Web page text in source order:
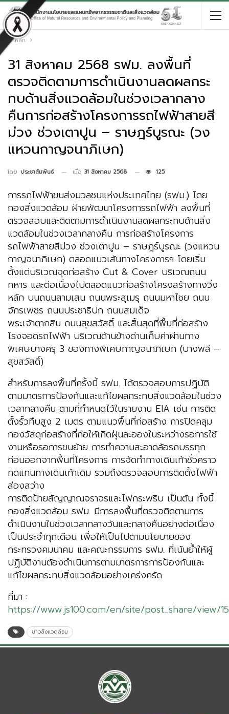
หน้าหลัก
31 สิงหาคม 2568 รฟม. ลงพื้นที่
ตรวจติดตามการดำเนินงานลดผลกระ
ทบด้านสิ่งแวดล้อมในช่วงเวลากลาง
คืนการก่อสร้างโครงการรถไฟฟ้าสายสี
ม่วง ช่วงเตาปูน – ราษฎร์บูรณะ (วง
แหวนกาญจนาภิเษก)
โดย ประชาสัมพันธ์ เมื่อ 31 สิงหาคม 2568 125
การรถไฟฟ้าขนส่งมวลชนแห่งประเทศไทย (รฟม.) โดย
กองสิ่งแวดล้อม ฝ่ายพัฒนาโครงการรถไฟฟ้า ลงพื้นที่
ตรวจสอบและติดตามการดำเนินงานลดผลกระทบด้านสิ่ง
แวดล้อมในช่วงเวลากลางคืน การก่อสร้างโครงการ
รถไฟฟ้าสายสีม่วง ช่วงเตาปูน – ราษฎร์บูรณะ (วงแหวน
กาญจนาภิเษก) ตลอดแนวเส้นทางโครงการฯ โดยเริ่ม
ตั้งแต่บริเวณจุดก่อสร้าง Cut & Cover บริเวณถนน
ทหาร และต่อเนื่องไปตลอดแนวก่อสร้างโครงสร้างทางวิ่ง
หลัก บนถนนสามเสน ถนนพระสุเมรุ ถนนมหาไชย ถนน
จักรเพชร ถนนประชาธิปก ถนนสมเด็จ
พระเจ้าตากสิน ถนนสุขสวัสดิ์ และสิ้นสุดที่พื้นที่ก่อสร้าง
โรงจอดรถไฟฟ้า บริเวณด้านข้างด่านเก็บค่าผ่านทาง
พิเศษบางครุ 3 ของทางพิเศษกาญจนาภิเษก (บางพลี –
สุขสวัสดิ์)
สำหรับการลงพื้นที่ครั้งนี้ รฟม. ได้ตรวจสอบการปฏิบัติ
ตามมาตรการป้องกันและแก้ไขผลกระทบสิ่งแวดล้อมในช่วง
เวลากลางคืน ตามที่กำหนดไว้ในรายงาน EIA เช่น การติด
ตั้งรั้วทึบสูง 2 เมตร ตามแนวพื้นที่ก่อสร้าง การปิดคลุม
กองวัสดุก่อสร้างที่ก่อให้เกิดฝุ่นละอองในระหว่างรอการใช้
งานหรือรอการขนย้าย การทำความสะอาดล้อรถบรรทุก
ก่อนออกจากพื้นที่โครงการ การจัดทำทางเดินเท้าชั่วคราว
ทดแทนทางเดินเท้าเดิม รวมถึงตรวจสอบการติดตั้งไฟฟ้า
ส่องสว่าง
การติดป้ายสัญญาณจราจรและไฟกระพริบ เป็นต้น ทั้งนี้
กองสิ่งแวดล้อม รฟม. มีการลงพื้นที่ตรวจติดตามการ
ดำเนินงานในช่วงเวลากลางวันและกลางคืนอย่างต่อเนื่อง
เป็นประจำทุกเดือน เพื่อให้เป็นไปตามนโยบายของ
กระทรวงคมนาคม และคณะกรรมการ รฟม. ที่เน้นย้ำให้ผู้
ปฏิบัติงานต้องดำเนินการตามมาตรการการป้องกันและ
แก้ไขผลกระทบสิ่งแวดล้อมอย่างเคร่งครัด
ที่มา :
https://www.js100.com/en/site/post_share/view/
ข่าวสิ่งแวดล้อม